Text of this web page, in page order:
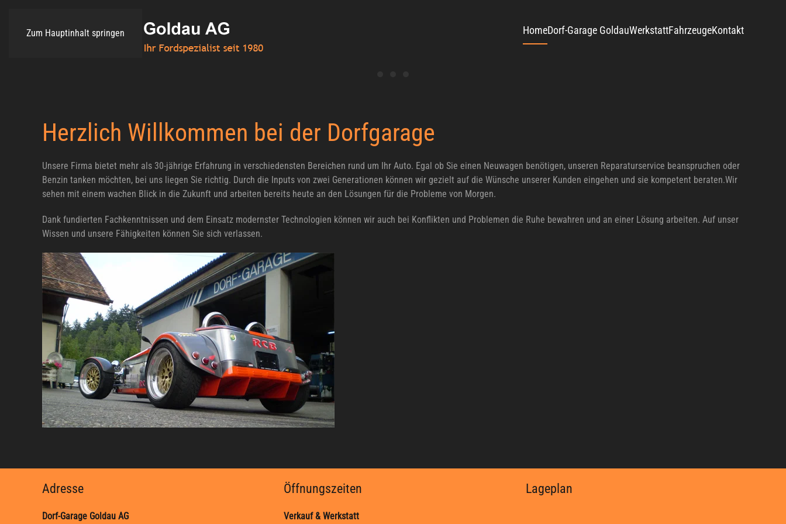
Zum Hauptinhalt springen HomeDorf-Garage GoldauWerkstattFahrzeugeKontakt
Herzlich Willkommen bei der Dorfgarage
Unsere Firma bietet mehr als 30-jährige Erfahrung in verschiedensten Bereichen rund um Ihr Auto. Egal ob Sie einen Neuwagen benötigen, unseren Reparaturservice beanspruchen oder
Benzin tanken möchten, bei uns liegen Sie richtig. Durch die Inputs von zwei Generationen können wir gezielt auf die Wünsche unserer Kunden eingehen und sie kompetent beraten.Wir
sehen mit einem wachen Blick in die Zukunft und arbeiten bereits heute an den Lösungen für die Probleme von Morgen.
Dank fundierten Fachkenntnissen und dem Einsatz modernster Technologien können wir auch bei Konflikten und Problemen die Ruhe bewahren und an einer Lösung arbeiten. Auf unser
Wissen und unsere Fähigkeiten können Sie sich verlassen.
Adresse
Dorf-Garage Goldau AG
Öffnungszeiten
Verkauf & Werkstatt
Lageplan